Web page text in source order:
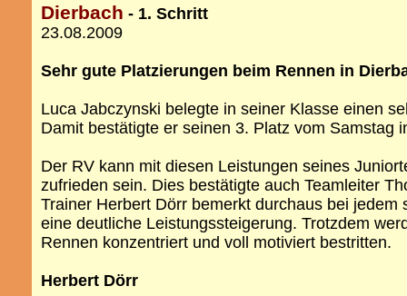
Dierbach - 1. Schritt
23.08.2009
Sehr gute Platzierungen beim Rennen in
Luca Jabczynski belegte in seiner Klasse einen
Damit bestätigte er seinen 3. Platz vom Samstag
Der RV kann mit diesen Leistungen seines
zufrieden sein. Dies bestätigte auch Teamleiter
Trainer Herbert Dörr bemerkt durchaus bei jedem
eine deutliche Leistungssteigerung. Trotzdem
Rennen konzentriert und voll motiviert bestritten.
Herbert Dörr